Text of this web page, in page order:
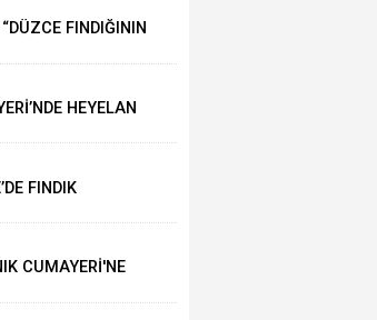
FINDIĞININ
HEYELAN
FINDIK
CUMAYERİ'NE